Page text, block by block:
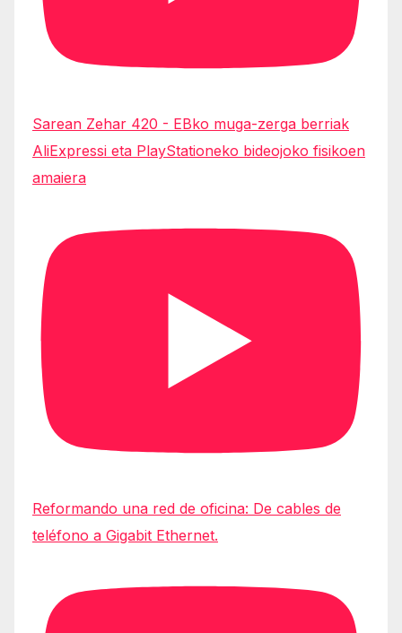
Sarean Zehar 420 - EBko muga-zerga berriak
AliExpressi eta PlayStationeko bideojoko fisikoen
amaiera
Reformando una red de oficina: De cables de
teléfono a Gigabit Ethernet.